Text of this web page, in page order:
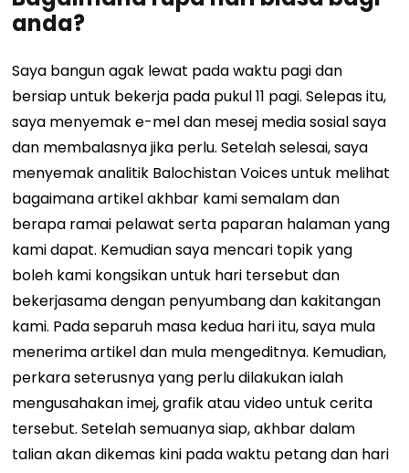
anda?
Saya bangun agak lewat pada waktu pagi dan
bersiap untuk bekerja pada pukul 11 ​​pagi. Selepas itu,
saya menyemak e-mel dan mesej media sosial saya
dan membalasnya jika perlu. Setelah selesai, saya
menyemak analitik Balochistan Voices untuk melihat
bagaimana artikel akhbar kami semalam dan
berapa ramai pelawat serta paparan halaman yang
kami dapat. Kemudian saya mencari topik yang
boleh kami kongsikan untuk hari tersebut dan
bekerjasama dengan penyumbang dan kakitangan
kami. Pada separuh masa kedua hari itu, saya mula
menerima artikel dan mula mengeditnya. Kemudian,
perkara seterusnya yang perlu dilakukan ialah
mengusahakan imej, grafik atau video untuk cerita
tersebut. Setelah semuanya siap, akhbar dalam
talian akan dikemas kini pada waktu petang dan hari